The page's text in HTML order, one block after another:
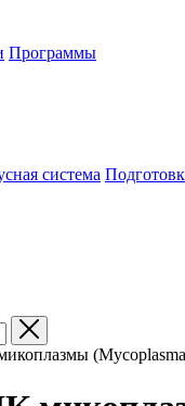
Программы
система